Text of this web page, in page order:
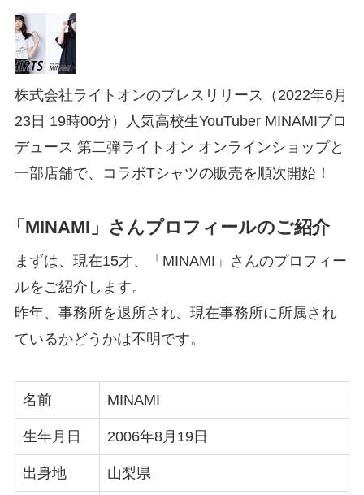
株式会社ライトオンのプレスリリース（2022年6月
23日 19時00分）人気高校生YouTuber MINAMIプロ
デュース 第二弾ライトオン オンラインショップと
一部店舗で、コラボTシャツの販売を順次開始！
「MINAMI」さんプロフィールのご紹介
まずは、現在15才、「MINAMI」さんのプロフィー
ルをご紹介します。
昨年、事務所を退所され、現在事務所に所属され
ているかどうかは不明です。
名前 MINAMI
生年月日 2006年8月19日
出身地 山梨県